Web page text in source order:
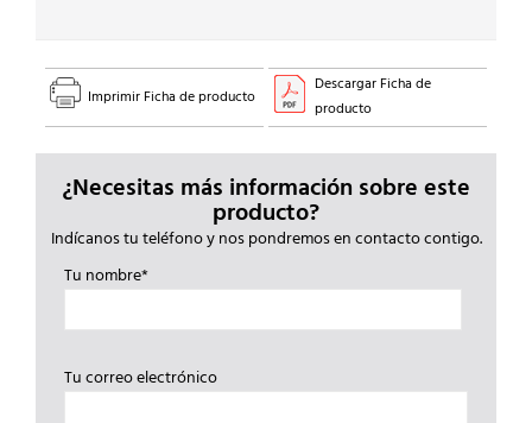
Imprimir Ficha de producto
Descargar Ficha de
producto
¿Necesitas más información sobre este
producto?
Indícanos tu teléfono y nos pondremos en contacto contigo.
Tu nombre*
Tu correo electrónico